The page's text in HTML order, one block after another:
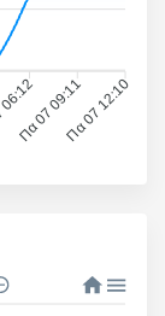
Πα 07 09:11Πα 07 12:10